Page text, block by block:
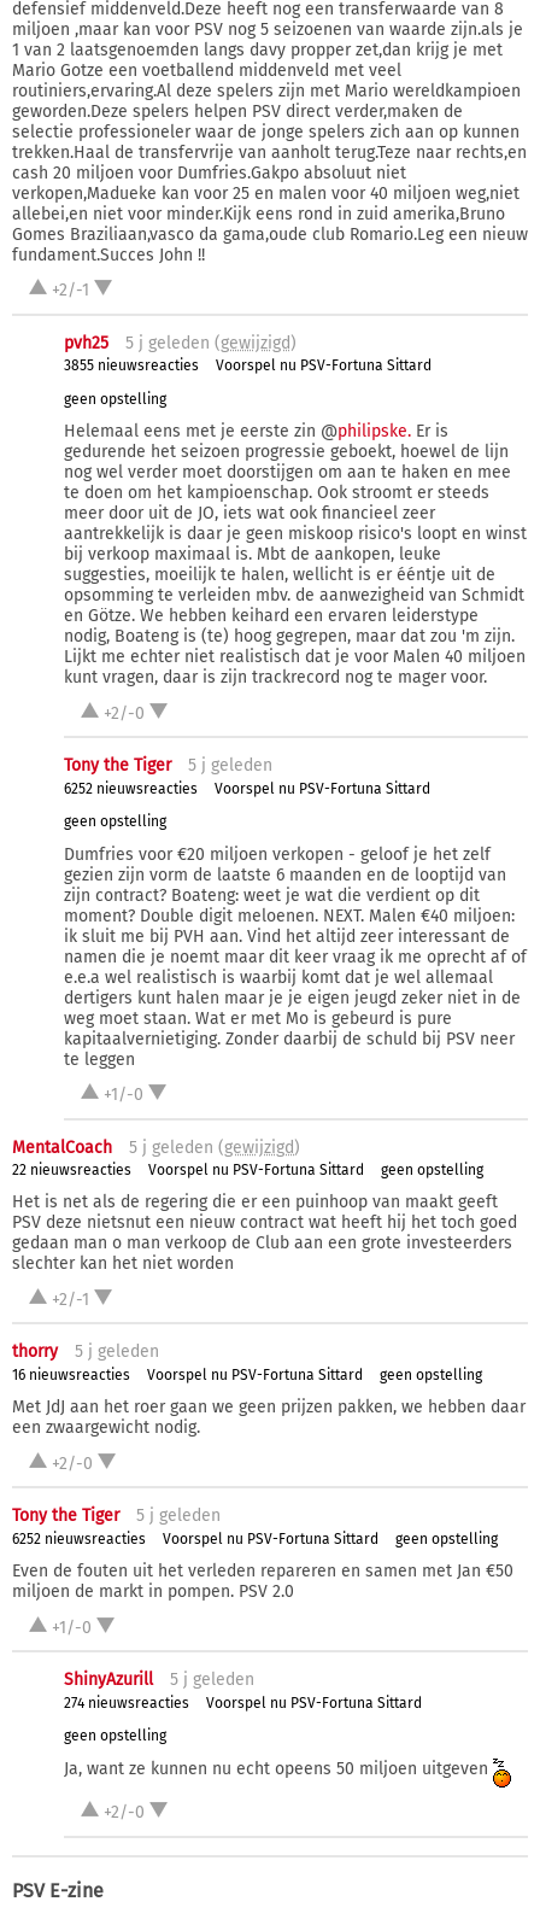
defensief middenveld.Deze heeft nog een transferwaarde van 8
miljoen ,maar kan voor PSV nog 5 seizoenen van waarde zijn.als je
1 van 2 laatsgenoemden langs davy propper zet,dan krijg je met
Mario Gotze een voetballend middenveld met veel
routiniers,ervaring.Al deze spelers zijn met Mario wereldkampioen
geworden.Deze spelers helpen PSV direct verder,maken de
selectie professioneler waar de jonge spelers zich aan op kunnen
trekken.Haal de transfervrije van aanholt terug.Teze naar rechts,en
cash 20 miljoen voor Dumfries.Gakpo absoluut niet
verkopen,Madueke kan voor 25 en malen voor 40 miljoen weg,niet
allebei,en niet voor minder.Kijk eens rond in zuid amerika,Bruno
Gomes Braziliaan,vasco da gama,oude club Romario.Leg een nieuw
fundament.Succes John !!
+2/-1
pvh25 5 j geleden (gewijzigd)
3855 nieuwsreacties
Voorspel nu PSV-Fortuna Sittard
geen opstelling
Helemaal eens met je eerste zin @philipske.Er is
gedurende het seizoen progressie geboekt, hoewel de lijn
nog wel verder moet doorstijgen om aan te haken en mee
te doen om het kampioenschap. Ook stroomt er steeds
meer door uit de JO, iets wat ook financieel zeer
aantrekkelijk is daar je geen miskoop risico's loopt en winst
bij verkoop maximaal is. Mbt de aankopen, leuke
suggesties, moeilijk te halen, wellicht is er ééntje uit de
opsomming te verleiden mbv. de aanwezigheid van Schmidt
en Götze. We hebben keihard een ervaren leiderstype
nodig, Boateng is (te) hoog gegrepen, maar dat zou 'm zijn.
Lijkt me echter niet realistisch dat je voor Malen 40 miljoen
kunt vragen, daar is zijn trackrecord nog te mager voor.
+2/-0
Tony the Tiger 5 j geleden
6252 nieuwsreacties
Voorspel nu PSV-Fortuna Sittard
geen opstelling
Dumfries voor €20 miljoen verkopen - geloof je het zelf
gezien zijn vorm de laatste 6 maanden en de looptijd van
zijn contract? Boateng: weet je wat die verdient op dit
moment? Double digit meloenen. NEXT. Malen €40 miljoen:
ik sluit me bij PVH aan. Vind het altijd zeer interessant de
namen die je noemt maar dit keer vraag ik me oprecht af of
e.e.a wel realistisch is waarbij komt dat je wel allemaal
dertigers kunt halen maar je je eigen jeugd zeker niet in de
weg moet staan. Wat er met Mo is gebeurd is pure
kapitaalvernietiging. Zonder daarbij de schuld bij PSV neer
te leggen
+1/-0
MentalCoach 5 j geleden (gewijzigd)
22 nieuwsreacties Voorspel nu PSV-Fortuna Sittard geen opstelling
Het is net als de regering die er een puinhoop van maakt geeft
PSV deze nietsnut een nieuw contract wat heeft hij het toch goed
gedaan man o man verkoop de Club aan een grote investeerders
slechter kan het niet worden
+2/-1
thorry 5 j geleden
16 nieuwsreacties Voorspel nu PSV-Fortuna Sittard geen opstelling
Met JdJ aan het roer gaan we geen prijzen pakken, we hebben daar
een zwaargewicht nodig.
+2/-0
Tony the Tiger 5 j geleden
6252 nieuwsreacties Voorspel nu PSV-Fortuna Sittard geen opstelling
Even de fouten uit het verleden repareren en samen met Jan €50
miljoen de markt in pompen. PSV 2.0
+1/-0
ShinyAzurill 5 j geleden
274 nieuwsreacties
Voorspel nu PSV-Fortuna Sittard
geen opstelling
Ja, want ze kunnen nu echt opeens 50 miljoen uitgeven
+2/-0
PSV E-zine